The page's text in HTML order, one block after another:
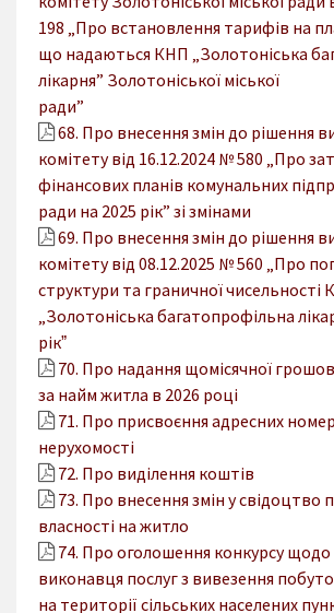
198 „Про встановлення тарифів на
що надаються КНП „Золотоніська
лікарня” Золотоніської міської
ради”
68. Про внесення змін до рішення
комітету від 16.12.2024 № 580 „Про
фінансових планів комунальних
ради на 2025 рік” зі змінами
69. Про внесення змін до рішення
комітету від 08.12.2025 № 560 „Про
структури та граничної чисельності
„Золотоніська багатопрофільна
рікˮ
70. Про надання щомісячної
за найм житла в 2026 році
71. Про присвоєння адресних
нерухомості
72. Про виділення коштів
73. Про внесення змін у свідоцтво
власності на житло
74. Про оголошення конкурсу щодо
виконавця послуг з вивезення
на території сільських населених